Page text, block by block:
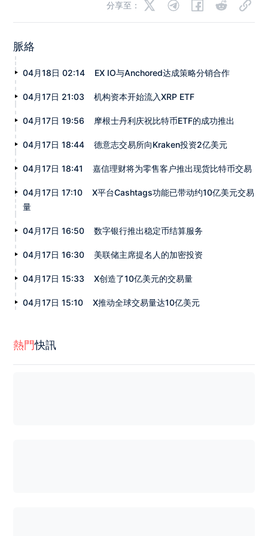
分享至：
脈絡
04月18日 02:14 EX IO与Anchored达成策略分销合作
04月17日 21:03 机构资本开始流入XRP ETF
04月17日 19:56 摩根士丹利庆祝比特币ETF的成功推出
04月17日 18:44 德意志交易所向Kraken投资2亿美元
04月17日 18:41 嘉信理财将为零售客户推出现货比特币交易
04月17日 17:10
X平台Cashtags功能已带动约10亿美元交易
量
04月17日 16:50 数字银行推出稳定币结算服务
04月17日 16:30 美联储主席提名人的加密投资
04月17日 15:33 X创造了10亿美元的交易量
04月17日 15:10 X推动全球交易量达10亿美元
熱門快訊